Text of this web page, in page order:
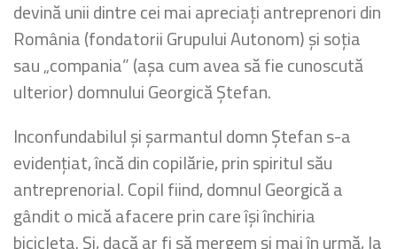
devină unii dintre cei mai apreciați antreprenori din
România (fondatorii Grupului Autonom) și soția
sau „compania” (așa cum avea să fie cunoscută
ulterior) domnului Georgică Ștefan.
Inconfundabilul și șarmantul domn Ștefan s-a
evidențiat, încă din copilărie, prin spiritul său
antreprenorial. Copil fiind, domnul Georgică a
gândit o mică afacere prin care își închiria
bicicleta. Și, dacă ar fi să mergem și mai în urmă, la